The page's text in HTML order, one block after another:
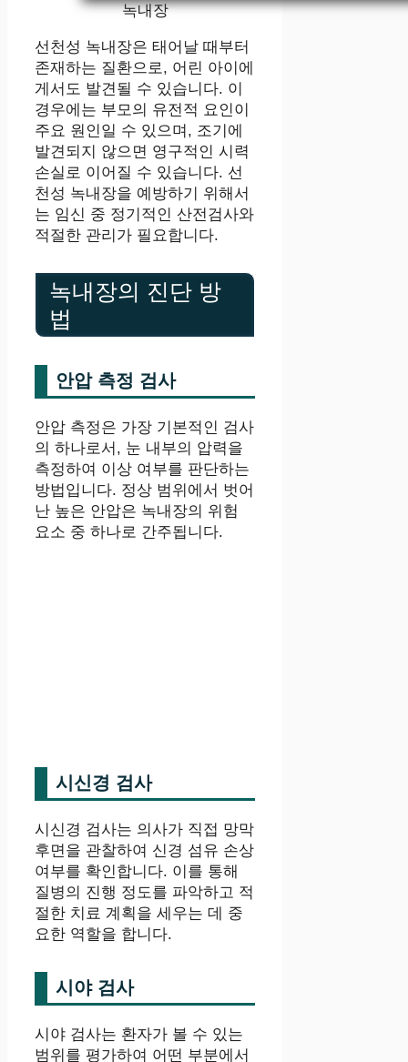
녹내장
선천성 녹내장은 태어날 때부터
존재하는 질환으로, 어린 아이에
게서도 발견될 수 있습니다. 이
경우에는 부모의 유전적 요인이
주요 원인일 수 있으며, 조기에
발견되지 않으면 영구적인 시력
손실로 이어질 수 있습니다. 선
천성 녹내장을 예방하기 위해서
는 임신 중 정기적인 산전검사와
적절한 관리가 필요합니다.
녹내장의 진단 방
법
안압 측정 검사
안압 측정은 가장 기본적인 검사
의 하나로서, 눈 내부의 압력을
측정하여 이상 여부를 판단하는
방법입니다. 정상 범위에서 벗어
난 높은 안압은 녹내장의 위험
요소 중 하나로 간주됩니다.
시신경 검사
시신경 검사는 의사가 직접 망막
후면을 관찰하여 신경 섬유 손상
여부를 확인합니다. 이를 통해
질병의 진행 정도를 파악하고 적
절한 치료 계획을 세우는 데 중
요한 역할을 합니다.
시야 검사
시야 검사는 환자가 볼 수 있는
범위를 평가하여 어떤 부분에서